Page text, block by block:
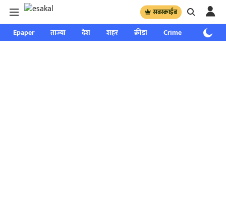
सबस्क्राईब
Epaper ताज्या देश शहर क्रीडा Crime साप्ताहिक